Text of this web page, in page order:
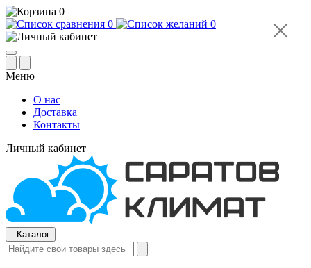
0
0
0
Меню
О нас
Доставка
Контакты
Личный кабинет
Каталог